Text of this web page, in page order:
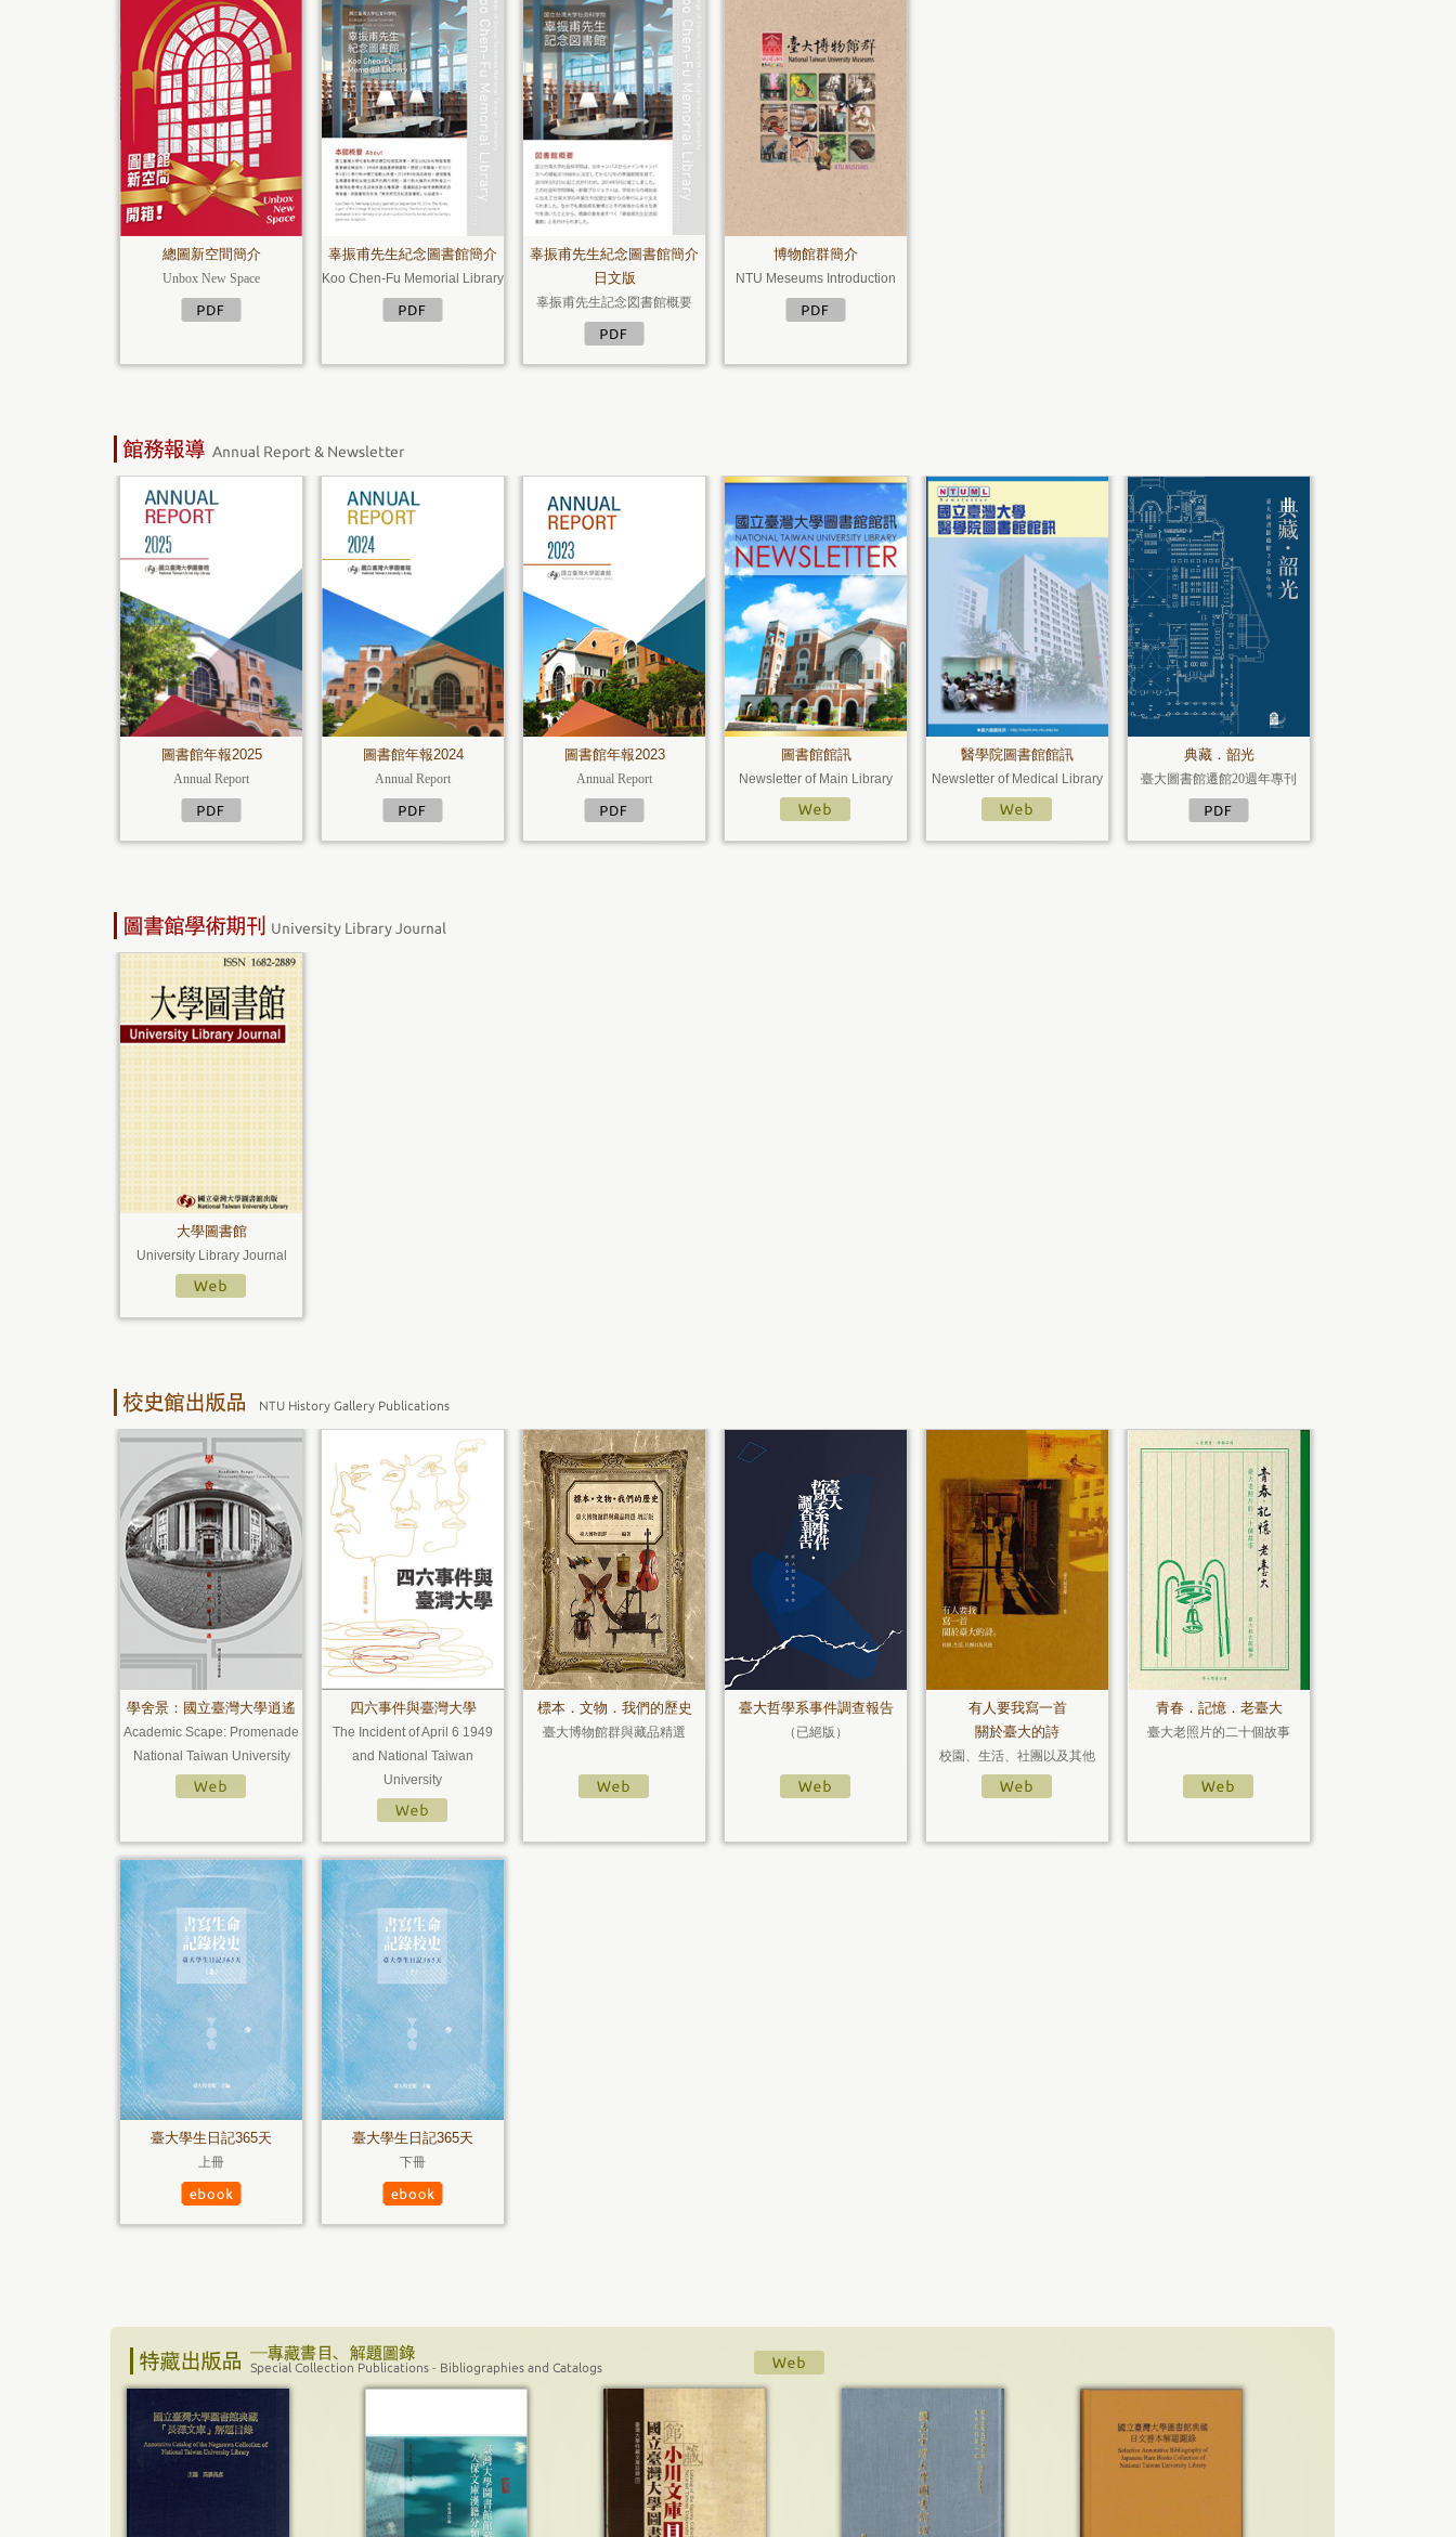
總圖新空間簡介
Unbox New Space
辜振甫先生紀念圖書館簡介
Koo Chen-Fu Memorial Library
辜振甫先生紀念圖書館簡介
日文版
辜振甫先生記念図書館概要
博物館群簡介
NTU Meseums Introduction
圖書館年報2025
Annual Report
圖書館年報2024
Annual Report
圖書館年報2023
Annual Report
圖書館館訊
Newsletter of Main Library
醫學院圖書館館訊
Newsletter of Medical Library
典藏．韶光
臺大圖書館遷館20週年專刊
大學圖書館
University Library Journal
學舍景：國立臺灣大學逍遙
Academic Scape: Promenade
National Taiwan University
四六事件與臺灣大學
The Incident of April 6 1949
and National Taiwan
University
標本．文物．我們的歷史
臺大博物館群與藏品精選
臺大哲學系事件調查報告
（已絕版）
有人要我寫一首
關於臺大的詩
校園、生活、社團以及其他
青春．記憶．老臺大
臺大老照片的二十個故事
臺大學生日記365天
上冊
臺大學生日記365天
下冊